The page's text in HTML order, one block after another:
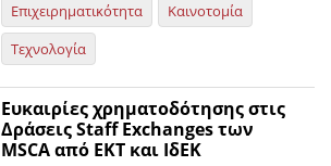
Επιχειρηματικότητα
Καινοτομία
Τεχνολογία
Ευκαιρίες χρηματοδότησης στις
Δράσεις Staff Exchanges των
MSCA από ΕΚΤ και ΙδΕΚ